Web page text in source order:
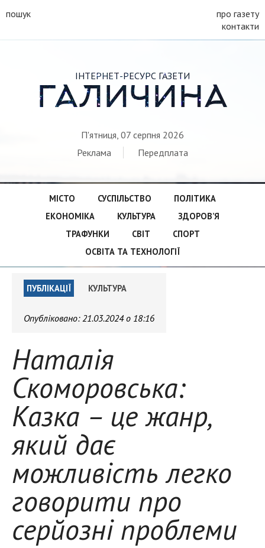
пошук
про газету
контакти
ІНТЕРНЕТ-РЕСУРС ГАЗЕТИ
ГАЛИЧИНА
П'ятниця, 07 серпня 2026
Реклама
Передплата
МІСТО СУСПІЛЬСТВО
ПОЛІТИКА
ЕКОНОМІКА
КУЛЬТУРА
ЗДОРОВ’Я
ТРАФУНКИ
СВІТ
СПОРТ
ОСВІТА ТА ТЕХНОЛОГІЇ
ПУБЛІКАЦІЇ КУЛЬТУРА
Опубліковано:21.03.2024 о 18:16
Наталія
Скоморовська:
Казка – це жанр,
який дає
можливість легко
говорити про
серйозні проблеми